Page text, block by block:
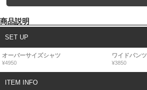
商品説明
SET UP
オーバーサイズシャツ
¥4950
ワイドパンツ
¥3850
ITEM INFO